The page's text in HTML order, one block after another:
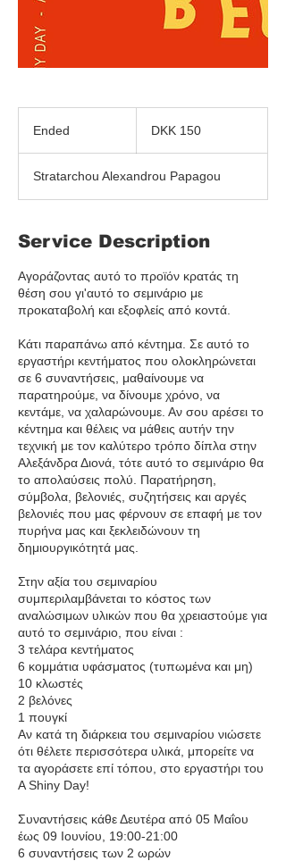
Ended
e
d
kronerDKK 150
Stratarchou Alexandrou Papagou
Service Description
Αγοράζοντας αυτό το προϊόν κρατάς τη
θέση σου γι'αυτό το σεμινάριο με
προκαταβολή και εξοφλείς από κοντά.
Κάτι παραπάνω από κέντημα. Σε αυτό το
εργαστήρι κεντήματος που ολοκληρώνεται
σε 6 συναντήσεις, μαθαίνουμε να
παρατηρούμε, να δίνουμε χρόνο, να
κεντάμε, να χαλαρώνουμε. Αν σου αρέσει το
κέντημα και θέλεις να μάθεις αυτήν την
τεχνική με τον καλύτερο τρόπο δίπλα στην
Αλεξάνδρα Διονά, τότε αυτό το σεμινάριο θα
το απολαύσεις πολύ. Παρατήρηση,
σύμβολα, βελονιές, συζητήσεις και αργές
βελονιές που μας φέρνουν σε επαφή με τον
πυρήνα μας και ξεκλειδώνουν τη
δημιουργικότητά μας.
Στην αξία του σεμιναρίου
συμπεριλαμβάνεται το κόστος των
αναλώσιμων υλικών που θα χρειαστούμε για
αυτό το σεμινάριο, που είναι :
3 τελάρα κεντήματος
6 κομμάτια υφάσματος (τυπωμένα και μη)
10 κλωστές
2 βελόνες
1 πουγκί
Αν κατά τη διάρκεια του σεμιναρίου νιώσετε
ότι θέλετε περισσότερα υλικά, μπορείτε να
τα αγοράσετε επί τόπου, στο εργαστήρι του
A Shiny Day!
Συναντήσεις κάθε Δευτέρα από 05 Μαΐου
έως 09 Ιουνίου, 19:00-21:00
6 συναντήσεις των 2 ωρών